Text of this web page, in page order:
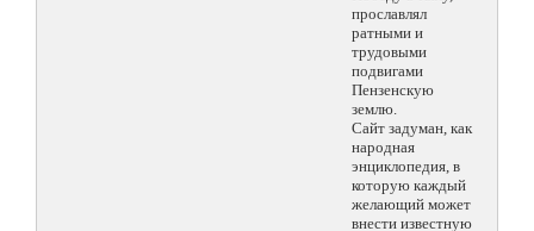
прославлял
ратными и
трудовыми
подвигами
Пензенскую
землю.
Сайт задуман, как
народная
энциклопедия, в
которую каждый
желающий может
внести известную